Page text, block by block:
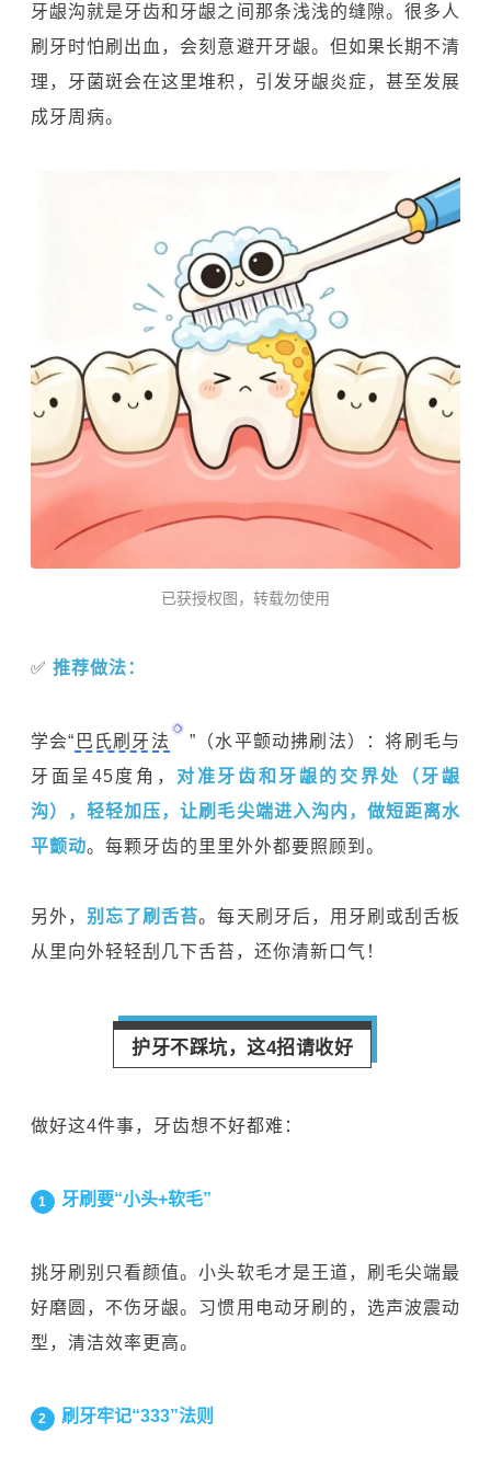
牙龈沟就是牙齿和牙龈之间那条浅浅的缝隙。很多人
刷牙时怕刷出血，会刻意避开牙龈。但如果长期不清
理，牙菌斑会在这里堆积，引发牙龈炎症，甚至发展
成牙周病。
已获授权图，转载勿使用
✅ 推荐做法：
学会“ 巴氏刷牙法
”（水平颤动拂刷法）：将刷毛与
牙面呈45度角， 对准牙齿和牙龈的交界处（牙龈
沟），轻轻加压，让刷毛尖端进入沟内，做短距离水
平颤动。每颗牙齿的里里外外都要照顾到。
另外， 别忘了刷舌苔。每天刷牙后，用牙刷或刮舌板
从里向外轻轻刮几下舌苔， 还你清新口气！
护牙不踩坑，这4招请收好
做好这4件事，牙齿想不好都难：
1 牙刷要“小头+软毛”
挑牙刷别只看颜值。小头软毛才是王道，刷毛尖端最
好磨圆，不伤牙龈。习惯用电动牙刷的，选声波震动
型，清洁效率更高。
2 刷牙牢记“333”法则